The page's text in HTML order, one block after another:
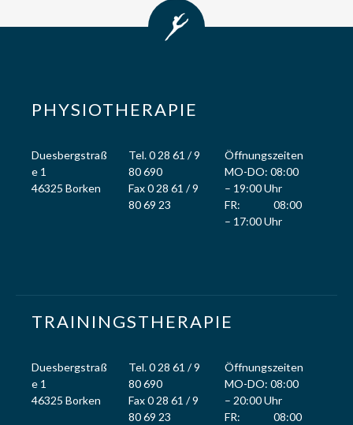
PHYSIOTHERAPIE
Duesbergstraß
e 1
46325 Borken
Tel. 0 28 61 / 9
80 690
Fax 0 28 61 / 9
80 69 23
Öffnungszeiten
MO-DO: 08:00
– 19:00 Uhr
FR: 08:00
– 17:00 Uhr
TRAININGSTHERAPIE
Duesbergstraß
e 1
46325 Borken
Tel. 0 28 61 / 9
80 690
Fax 0 28 61 / 9
80 69 23
Öffnungszeiten
MO-DO: 08:00
– 20:00 Uhr
FR: 08:00